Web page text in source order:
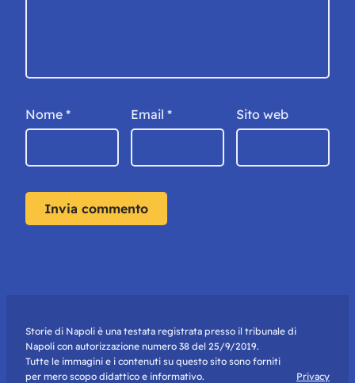
Nome * Email * Sito web
Storie di Napoli è una testata registrata presso il tribunale di
Napoli con autorizzazione numero 38 del 25/9/2019.
Tutte le immagini e i contenuti su questo sito sono forniti
per mero scopo didattico e informativo.
Privacy